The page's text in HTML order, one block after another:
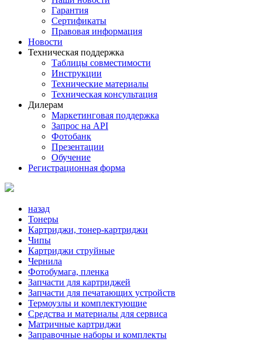
Гарантия
Сертификаты
Правовая информация
Новости
Техническая поддержка
Таблицы совместимости
Инструкции
Технические материалы
Техническая консультация
Дилерам
Маркетинговая поддержка
Запрос на API
Фотобанк
Презентации
Обучение
Регистрационная форма
назад
Тонеры
Картриджи, тонер-картриджи
Чипы
Картриджи струйные
Чернила
Фотобумага, пленка
Запчасти для картриджей
Запчасти для печатающих устройств
Термоузлы и комплектующие
Средства и материалы для сервиса
Матричные картриджи
Заправочные наборы и комплекты